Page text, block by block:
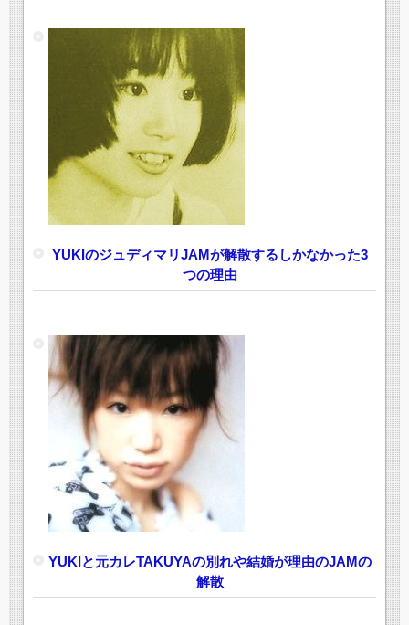
YUKIのジュディマリJAMが解散するしかなかった3
つの理由
YUKIと元カレTAKUYAの別れや結婚が理由のJAMの
解散